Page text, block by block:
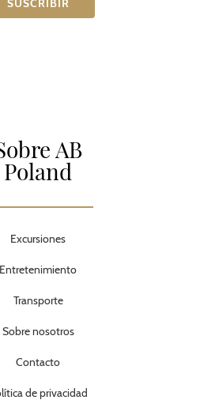
AB
Poland
Excursiones
Entretenimiento
Transporte
Sobre nosotros
Contacto
de privacidad